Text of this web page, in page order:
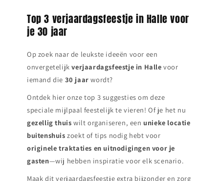
Top 3 verjaardagsfeestje in Halle voor
je 30 jaar
Op zoek naar de leukste ideeën voor een
onvergetelijkverjaardagsfeestje in Halle voor
iemand die 30 jaar wordt?
Ontdek hier onze top 3 suggesties om deze
speciale mijlpaal feestelijk te vieren! Of je het nu
gezellig thuis wilt organiseren, een unieke locatie
buitenshuis zoekt of tips nodig hebt voor
originele traktaties en uitnodigingen voor je
gasten—wij hebben inspiratie voor elk scenario.
Maak dit verjaardagsfeestje extra bijzonder en zorg